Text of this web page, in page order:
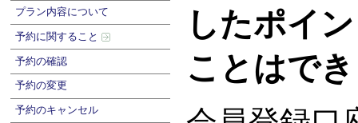
プラン内容について
予約に関すること
予約の確認
予約の変更
予約のキャンセル
したポイ
ことはで